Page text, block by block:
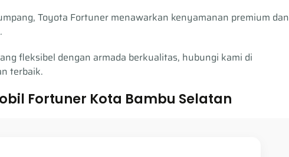
Toyota Fortuner menawarkan kenyamanan premium dan
fleksibel dengan armada berkualitas, hubungi kami di
terbaik.
Fortuner Kota Bambu Selatan